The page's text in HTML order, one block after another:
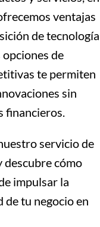
ventajas
de tecnología
de
te permiten
sin
financieros.
servicio de
cómo
impulsar la
tu negocio en